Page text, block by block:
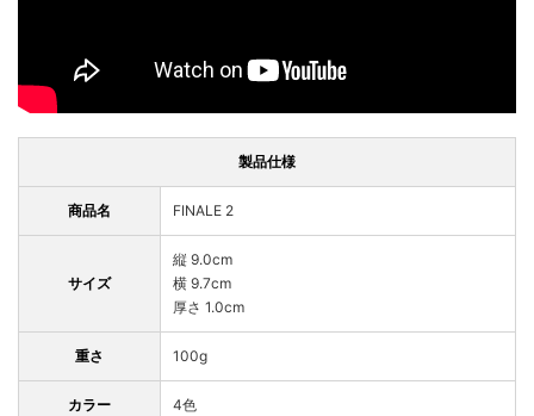
製品仕様
商品名 FINALE 2
サイズ
縦 9.0cm
横 9.7cm
厚さ 1.0cm
重さ 100g
カラー 4色